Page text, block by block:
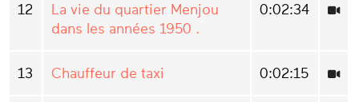
12
La vie du quartier Menjou
dans les années 1950 .
0:02:34
13 Chauffeur de taxi 0:02:15